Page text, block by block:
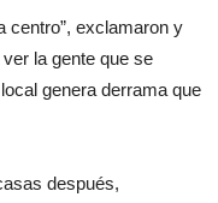
centro”, exclamaron y
la gente que se
genera derrama que
después,